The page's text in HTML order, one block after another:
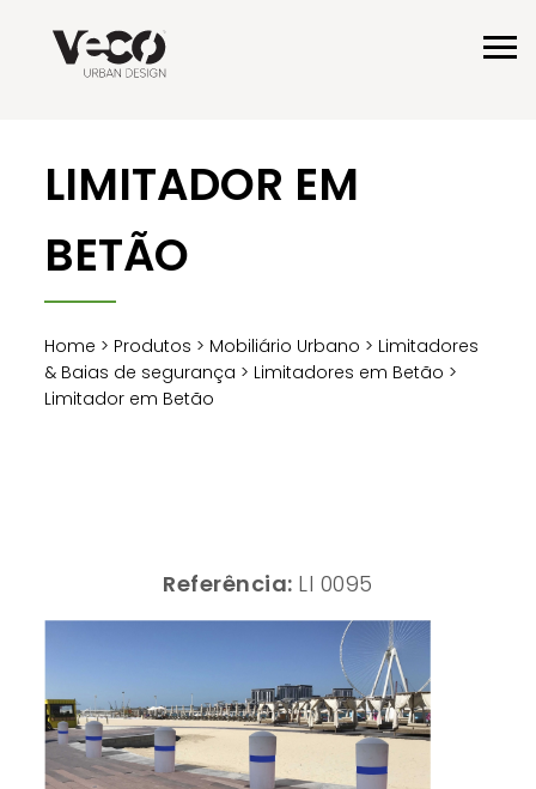
LIMITADOR EM
BETÃO
Home > Produtos > Mobiliário Urbano > Limitadores
& Baias de segurança > Limitadores em Betão >
Limitador em Betão
Referência: LI 0095